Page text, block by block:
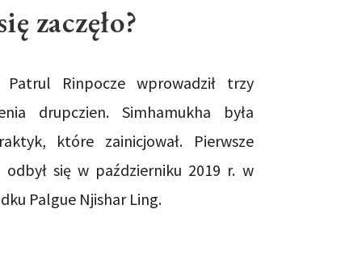
zaczęło?
Rinpocze wprowadził trzy
drupczien. Simhamukha była
które zainicjował. Pierwsze
się w październiku 2019 r. w
Palgue Njishar Ling.